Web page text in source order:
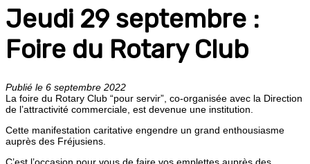
Jeudi 29 septembre :
Foire du Rotary Club
Publié le 6 septembre 2022
La foire du Rotary Club “pour servir”, co-organisée avec la Direction
de l’attractivité commerciale, est devenue une institution.
Cette manifestation caritative engendre un grand enthousiasme
auprès des Fréjusiens.
C’est l’occasion pour vous de faire vos emplettes auprès des